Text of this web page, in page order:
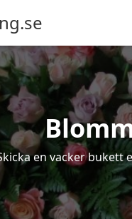
en vacker bukett